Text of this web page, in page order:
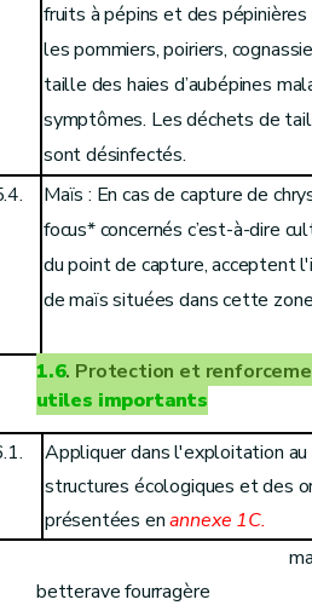
fruits à pépins et des
les pommiers, poiriers,
taille des haies d’aubépines
symptômes. Les déchets de
sont désinfectés.
Maïs : En cas de capture de
focus* concernés c’est-à-dire
du point de capture, acceptent
de maïs situées dans cette
1.6. Protection et
utiles importants
Appliquer dans l'exploitation
structures écologiques et des
présentées enannexe 1C.
(1) grandes cultures y compris
betterave fourragère